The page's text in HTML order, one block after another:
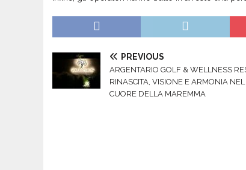
PREVIOUS
ARGENTARIO GOLF & WELLNESS
RINASCITA, VISIONE E ARMONIA NEL
CUORE DELLA MAREMMA